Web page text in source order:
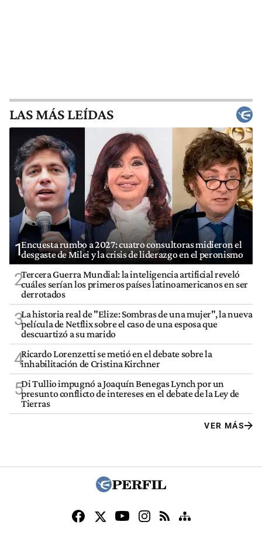
LAS MÁS LEÍDAS
1Encuesta rumbo a 2027: cuatro consultoras midieron el
desgaste de Milei y la crisis de liderazgo en el peronismo
2Tercera Guerra Mundial: la inteligencia artificial reveló
cuáles serían los primeros países latinoamericanos en ser
derrotados
3La historia real de "Elize: Sombras de una mujer", la nueva
película de Netflix sobre el caso de una esposa que
descuartizó a su marido
4Ricardo Lorenzetti se metió en el debate sobre la
inhabilitación de Cristina Kirchner
5Di Tullio impugnó a Joaquín Benegas Lynch por un
presunto conflicto de intereses en el debate de la Ley de
Tierras
VER MÁS